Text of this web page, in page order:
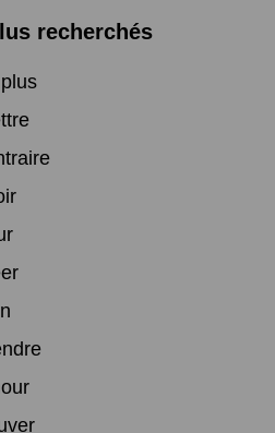
recherchés